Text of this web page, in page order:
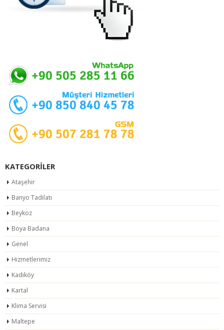
KATEGORILER
Ataşehir
Banyo Tadilatı
Beykoz
Boya Badana
Genel
Hizmetlerimiz
Kadıköy
Kartal
Klima Servisi
Maltepe